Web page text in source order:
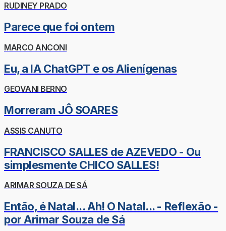
RUDINEY PRADO
Parece que foi ontem
MARCO ANCONI
Eu, a IA ChatGPT e os Alienígenas
GEOVANI BERNO
Morreram JÔ SOARES
ASSIS CANUTO
FRANCISCO SALLES de AZEVEDO - Ou
simplesmente CHICO SALLES!
ARIMAR SOUZA DE SÁ
Então, é Natal... Ah! O Natal... - Reflexão -
por Arimar Souza de Sá